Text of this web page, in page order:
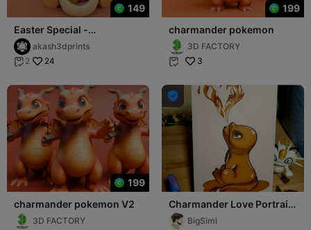
149
Easter Special -
Charmander Pokemon
akash3dprints
 2 24
199
charmander pokemon
3D FACTORY
 3
199
charmander pokemon V2
3D FACTORY

Charmander Love Portrait
(HueForge)
BigSimi